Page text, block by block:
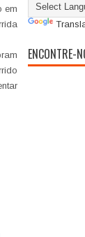
em
ENCONTRE-